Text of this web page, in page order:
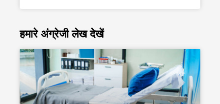
हमारे अंग्रेजी लेख देखें